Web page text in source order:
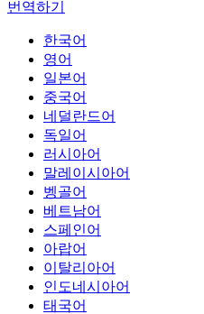
번역하기
한국어
영어
일본어
중국어
네덜란드어
독일어
러시아어
말레이시아어
벵골어
베트남어
스페인어
아랍어
이탈리아어
인도네시아어
태국어